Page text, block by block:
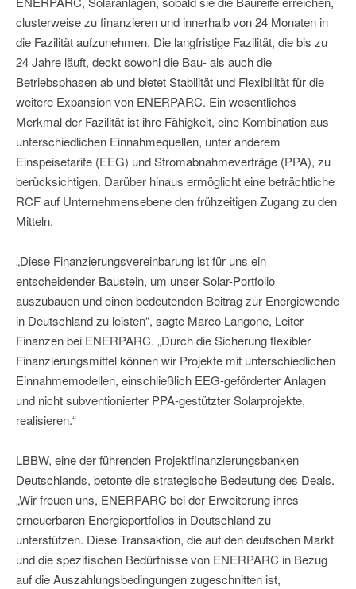
clusterweise zu finanzieren und innerhalb von 24 Monaten in
die Fazilität aufzunehmen. Die langfristige Fazilität, die bis zu
24 Jahre läuft, deckt sowohl die Bau- als auch die
Betriebsphasen ab und bietet Stabilität und Flexibilität für die
weitere Expansion von ENERPARC. Ein wesentliches
Merkmal der Fazilität ist ihre Fähigkeit, eine Kombination aus
unterschiedlichen Einnahmequellen, unter anderem
Einspeisetarife (EEG) und Stromabnahmeverträge (PPA), zu
berücksichtigen. Darüber hinaus ermöglicht eine beträchtliche
RCF auf Unternehmensebene den frühzeitigen Zugang zu den
Mitteln.
„Diese Finanzierungsvereinbarung ist für uns ein
entscheidender Baustein, um unser Solar-Portfolio
auszubauen und einen bedeutenden Beitrag zur Energiewende
in Deutschland zu leisten“, sagte Marco Langone, Leiter
Finanzen bei ENERPARC. „Durch die Sicherung flexibler
Finanzierungsmittel können wir Projekte mit unterschiedlichen
Einnahmemodellen, einschließlich EEG-geförderter Anlagen
und nicht subventionierter PPA-gestützter Solarprojekte,
realisieren.“
LBBW, eine der führenden Projektfinanzierungsbanken
Deutschlands, betonte die strategische Bedeutung des Deals.
„Wir freuen uns, ENERPARC bei der Erweiterung ihres
erneuerbaren Energieportfolios in Deutschland zu
unterstützen. Diese Transaktion, die auf den deutschen Markt
und die spezifischen Bedürfnisse von ENERPARC in Bezug
auf die Auszahlungsbedingungen zugeschnitten ist,